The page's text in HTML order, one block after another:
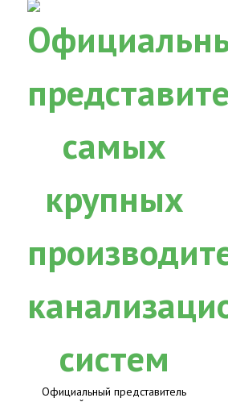
Официальный представитель